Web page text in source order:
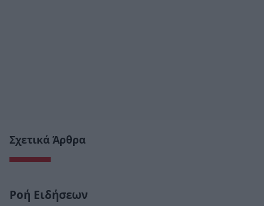
Σχετικά Άρθρα
Ροή Ειδήσεων